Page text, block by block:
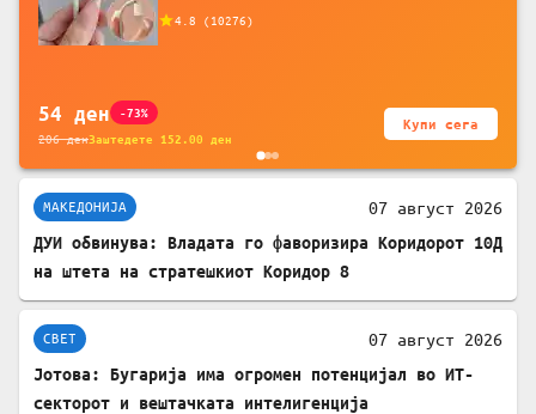
батерија, за мобилни телефони, комплет
4.8 ( 10276)
54 ден -73%
206денЗаштедете 152.00 ден
Купи сега
МАКЕДОНИЈА 07 август 2026
ДУИ обвинува: Владата го фаворизира Коридорот 10Д
на штета на стратешкиот Коридор 8
СВЕТ 07 август 2026
Јотова: Бугарија има огромен потенцијал во ИТ-
секторот и вештачката интелигенција